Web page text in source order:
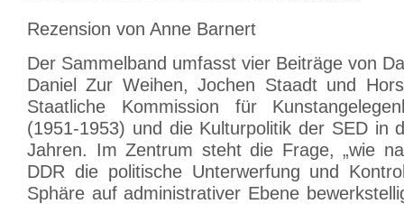
Rezension von Anne Barnert
Der Sammelband umfasst vier Beiträge von
Daniel Zur Weihen, Jochen Staadt und
Staatliche Kommission für
(1951-1953) und die Kulturpolitik der SED in
Jahren. Im Zentrum steht die Frage, „wie
DDR die politische Unterwerfung und
Sphäre auf administrativer Ebene